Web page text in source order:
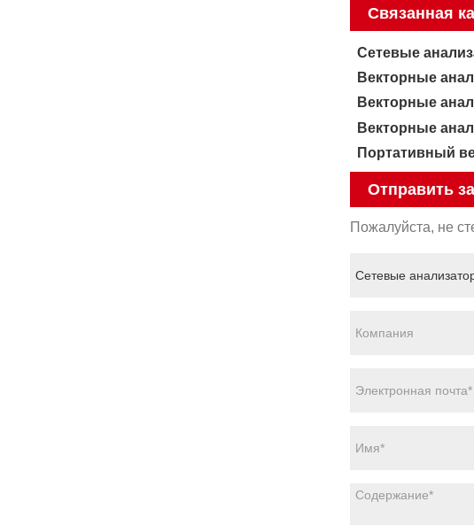
Связанная
Сетевые
Векторные
Векторные
Векторные
Портативный
Отправить
Пожалуйста, не